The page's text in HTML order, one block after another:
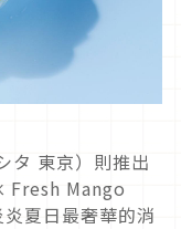
タ 東京）則推出
Fresh Mango
夏日最奢華的消